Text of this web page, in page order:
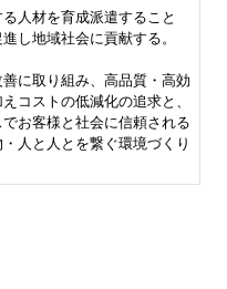
人材を育成派遣すること
し地域社会に貢献する。
に取り組み、高品質・高効
コストの低減化の追求と、
お客様と社会に信頼される
人と人とを繋ぐ環境づくり